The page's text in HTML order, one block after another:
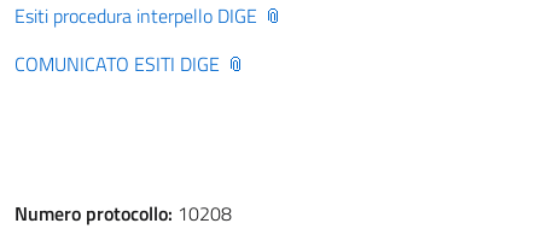
Esiti procedura interpello DIGE
COMUNICATO ESITI DIGE
Numero protocollo: 10208